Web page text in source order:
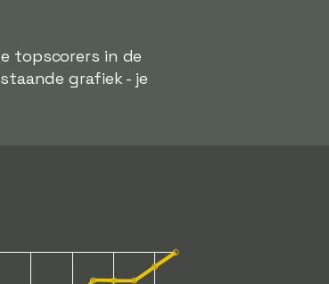
topscorers in de
grafiek - je